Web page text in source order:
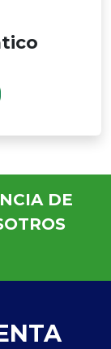
DE